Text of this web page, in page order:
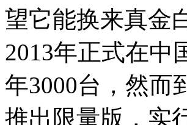
望它能换来真金
2013年正式在中
年3000台，然而
推出限量版，